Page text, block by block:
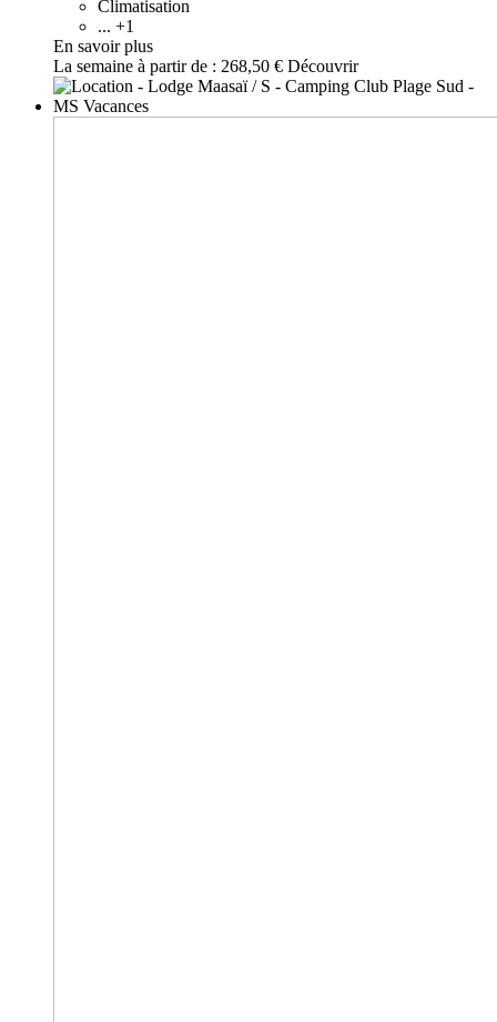
Climatisation
... +1
En savoir plus
La semaine à partir de : 268,50 € Découvrir